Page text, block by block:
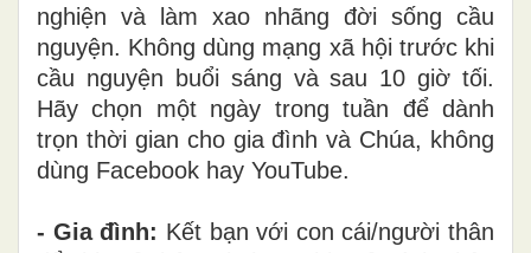
nghiện và làm xao nhãng đời sống cầu
nguyện. Không dùng mạng xã hội trước khi
cầu nguyện buổi sáng và sau 10 giờ tối.
Hãy chọn một ngày trong tuần để dành
trọn thời gian cho gia đình và Chúa, không
dùng Facebook hay YouTube.
- Gia đình: Kết bạn với con cái/người thân